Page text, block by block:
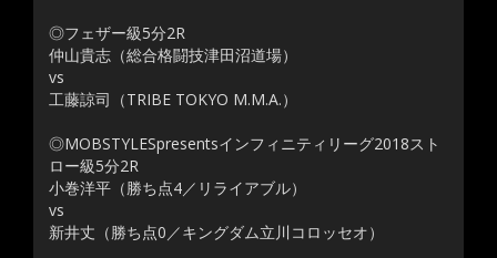
◎フェザー級5分2R
仲山貴志（総合格闘技津田沼道場）
vs
工藤諒司（TRIBE TOKYO M.M.A.）
◎MOBSTYLESpresentsインフィニティリーグ2018スト
ロー級5分2R
小巻洋平（勝ち点4／リライアブル）
vs
新井丈（勝ち点0／キングダム立川コロッセオ）